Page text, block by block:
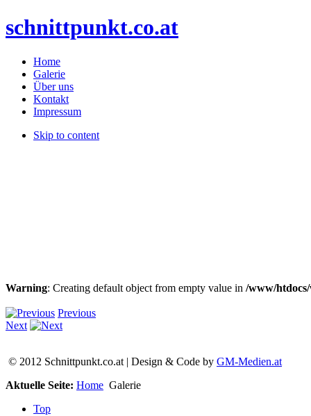
schnittpunkt.co.at
Home
Galerie
Über uns
Kontakt
Impressum
Skip to content
Warning: Creating default object from empty value in /www/
Previous
Next
© 2012 Schnittpunkt.co.at | Design & Code by GM-Medien.at
Aktuelle Seite: Home Galerie
Top